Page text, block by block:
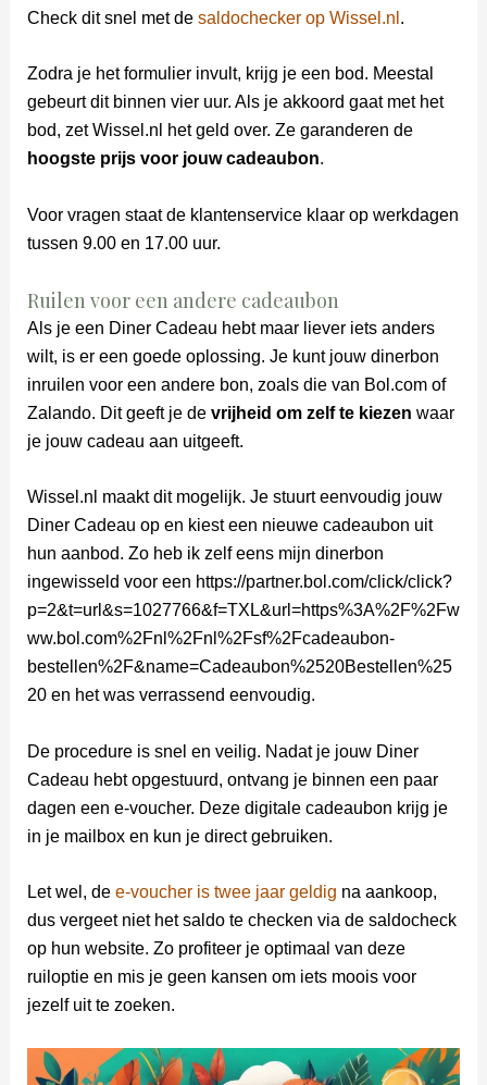
Check dit snel met de saldochecker op Wissel.nl .
Zodra je het formulier invult, krijg je een bod. Meestal
gebeurt dit binnen vier uur. Als je akkoord gaat met het
bod, zet Wissel.nl het geld over. Ze garanderen de
hoogste prijs voor jouw cadeaubon.
Voor vragen staat de klantenservice klaar op werkdagen
tussen 9.00 en 17.00 uur.
Ruilen voor een andere cadeaubon
Als je een Diner Cadeau hebt maar liever iets anders
wilt, is er een goede oplossing. Je kunt jouw dinerbon
inruilen voor een andere bon, zoals die van Bol.com of
Zalando. Dit geeft je de vrijheid om zelf te kiezen waar
je jouw cadeau aan uitgeeft.
Wissel.nl maakt dit mogelijk. Je stuurt eenvoudig jouw
Diner Cadeau op en kiest een nieuwe cadeaubon uit
hun aanbod. Zo heb ik zelf eens mijn dinerbon
ingewisseld voor een https://partner.bol.com/click/click?
p=2&t=url&s=1027766&f=TXL&url=https%3A%2F%2Fw
ww.bol.com%2Fnl%2Fnl%2Fsf%2Fcadeaubon-
bestellen%2F&name=Cadeaubon%2520Bestellen%25
20 en het was verrassend eenvoudig.
De procedure is snel en veilig. Nadat je jouw Diner
Cadeau hebt opgestuurd, ontvang je binnen een paar
dagen een e-voucher. Deze digitale cadeaubon krijg je
in je mailbox en kun je direct gebruiken.
Let wel, de e-voucher is twee jaar geldig na aankoop,
dus vergeet niet het saldo te checken via de saldocheck
op hun website. Zo profiteer je optimaal van deze
ruiloptie en mis je geen kansen om iets moois voor
jezelf uit te zoeken.